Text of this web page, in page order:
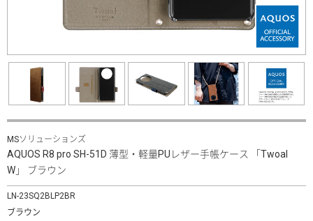
MSソリューションズ
AQUOS R8 pro SH-51D 薄型・軽量PUレザー手帳ケース 「Twoal
W」 ブラウン
LN-23SQ2BLP2BR
ブラウン